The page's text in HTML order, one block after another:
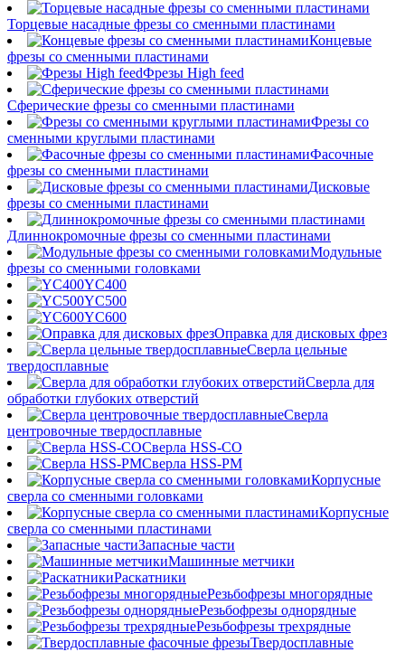
Торцевые насадные фрезы со сменными пластинами
Концевые
фрезы со сменными пластинами
Фрезы High feed
Сферические фрезы со сменными пластинами
Фрезы со
сменными круглыми пластинами
Фасочные
фрезы со сменными пластинами
Дисковые
фрезы со сменными пластинами
Длиннокромочные фрезы со сменными пластинами
Модульные
фрезы со сменными головками
YC400
YC500
YC600
Оправка для дисковых фрез
Сверла цельные
твердосплавные
Сверла для
обработки глубоких отверстий
Сверла
центровочные твердосплавные
Сверла HSS-CO
Сверла HSS-PM
Корпусные
сверла со сменными головками
Корпусные
сверла со сменными пластинами
Запасные части
Машинные метчики
Раскатники
Резьбофрезы многорядные
Резьбофрезы однорядные
Резьбофрезы трехрядные
Твердосплавные